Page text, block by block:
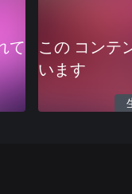
て
この コンテ
います